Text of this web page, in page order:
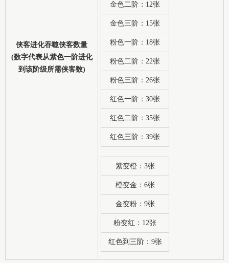
侠客进化吞噬侠客数量
(数字代表从紫色一阶进化
到该阶级所需侠客数)
金色二阶：12张
金色三阶：15张
粉色一阶：18张
粉色二阶：22张
粉色三阶：26张
红色一阶：30张
红色二阶：35张
红色三阶：39张
紫变橙：3张
橙变金：6张
金变粉：9张
粉变红：12张
红色到三阶：9张